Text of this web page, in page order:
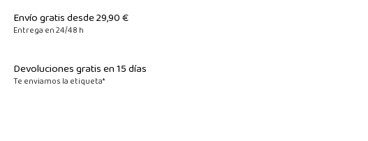
Envío gratis desde 29,90 €
Entrega en 24/48 h
Devoluciones gratis en 15 días
Te enviamos la etiqueta*